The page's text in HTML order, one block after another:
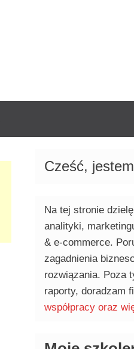
Cześć,
Na tej stronie
analityki,
& e-commerce.
zagadnienia
rozwiązania. Poza
raporty, doradzam
współpracy oraz